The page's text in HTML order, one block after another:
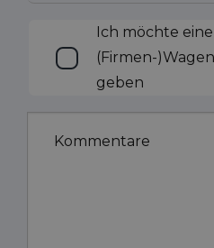
Inzahlungnahme
Ich möchte
(Firmen-
geben
Kommentare